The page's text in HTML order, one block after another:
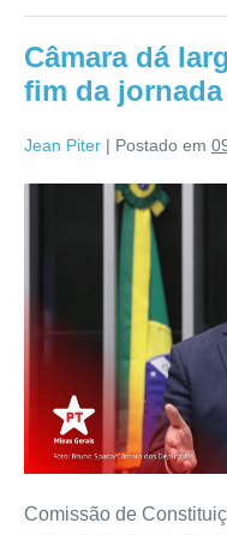
Câmara dá
fim da jornada
Jean Piter | Postado em
Comissão de